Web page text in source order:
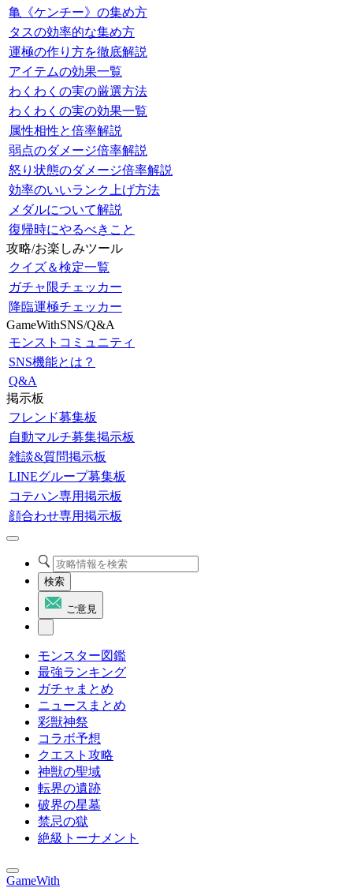
亀《ケンチー》の集め方
タスの効率的な集め方
運極の作り方を徹底解説
アイテムの効果一覧
わくわくの実の厳選方法
わくわくの実の効果一覧
属性相性と倍率解説
弱点のダメージ倍率解説
怒り状態のダメージ倍率解説
効率のいいランク上げ方法
メダルについて解説
復帰時にやるべきこと
攻略/お楽しみツール
クイズ＆検定一覧
ガチャ限チェッカー
降臨運極チェッカー
GameWithSNS/Q&A
モンストコミュニティ
SNS機能とは？
Q&A
掲示板
フレンド募集板
自動マルチ募集掲示板
雑談&質問掲示板
LINEグループ募集板
コテハン専用掲示板
顔合わせ専用掲示板
検索
ご意見
モンスター図鑑
最強ランキング
ガチャまとめ
ニュースまとめ
彩獣神祭
コラボ予想
クエスト攻略
神獣の聖域
転界の遺跡
破界の星墓
禁忌の獄
絶級トーナメント
GameWith